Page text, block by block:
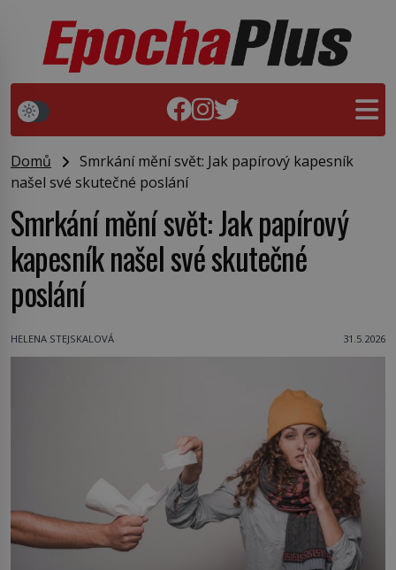
Domů
Smrkání mění svět: Jak papírový kapesník
našel své skutečné poslání
Smrkání mění svět: Jak papírový
kapesník našel své skutečné
poslání
HELENA STEJSKALOVÁ 31.5.2026